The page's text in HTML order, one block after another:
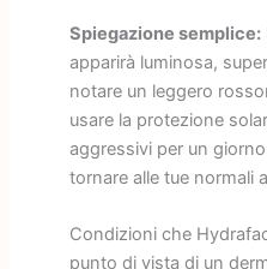
Spiegazione semplice:
apparirà luminosa,
notare un leggero
usare la protezione
aggressivi per un
tornare alle tue normali
Condizioni che
punto di vista di un